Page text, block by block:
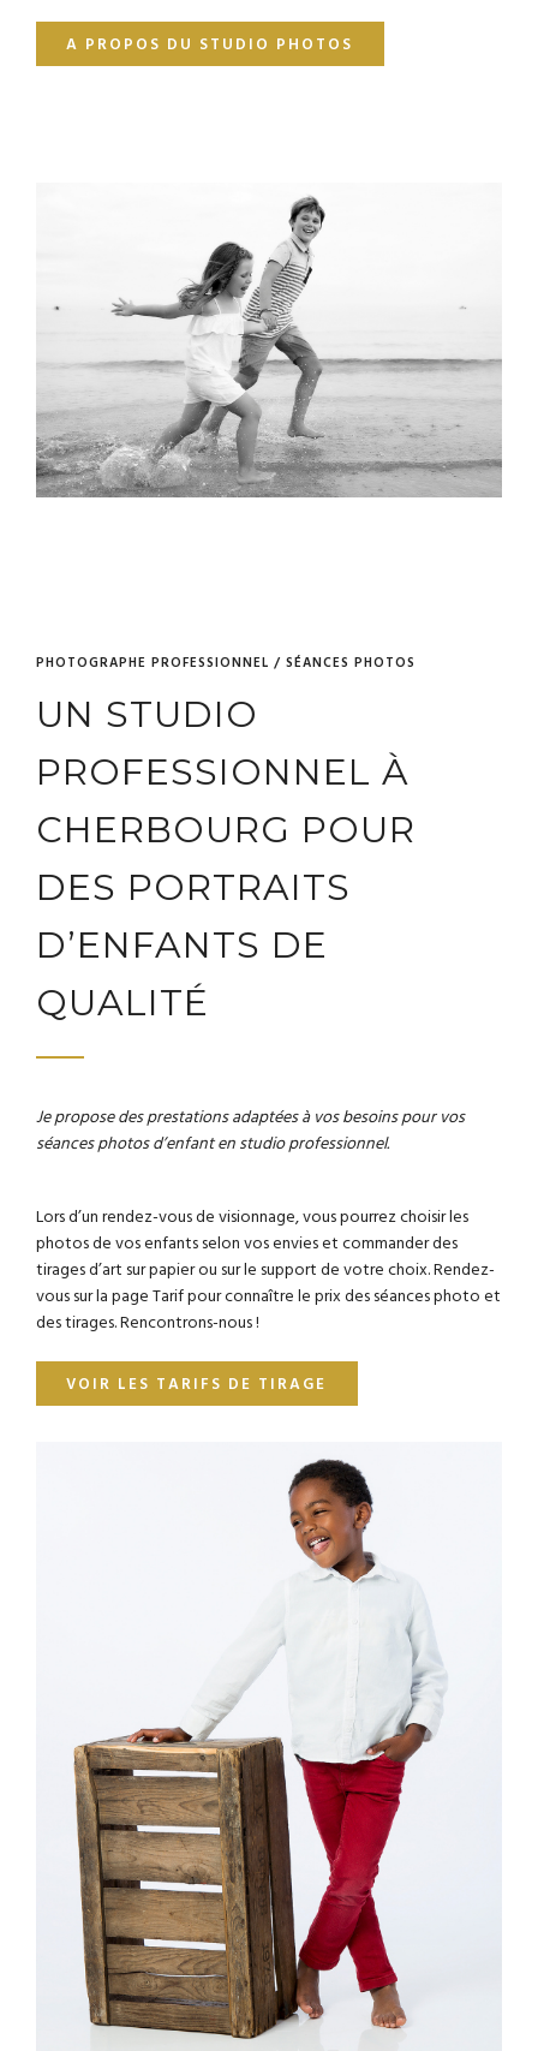
A PROPOS DU STUDIO PHOTOS
PHOTOGRAPHE PROFESSIONNEL / SÉANCES PHOTOS
UN STUDIO
PROFESSIONNEL À
CHERBOURG POUR
DES PORTRAITS
D’ENFANTS DE
QUALITÉ
Je propose des prestations adaptées à vos besoins pour vos
séances photos d’enfant en studio professionnel.
Lors d’un rendez-vous de visionnage, vous pourrez choisir les
photos de vos enfants selon vos envies et commander des
tirages d’art sur papier ou sur le support de votre choix. Rendez-
vous sur la page Tarif pour connaître le prix des séances photo et
des tirages. Rencontrons-nous !
VOIR LES TARIFS DE TIRAGE